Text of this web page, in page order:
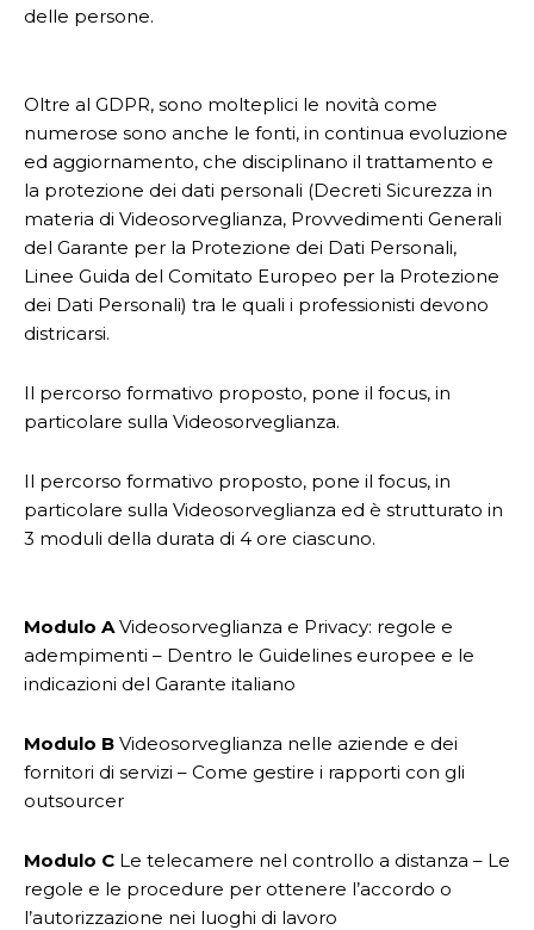
delle persone.
Oltre al GDPR, sono molteplici le novità come
numerose sono anche le fonti, in continua evoluzione
ed aggiornamento, che disciplinano il trattamento e
la protezione dei dati personali (Decreti Sicurezza in
materia di Videosorveglianza, Provvedimenti Generali
del Garante per la Protezione dei Dati Personali,
Linee Guida del Comitato Europeo per la Protezione
dei Dati Personali) tra le quali i professionisti devono
districarsi.
Il percorso formativo proposto, pone il focus, in
particolare sulla Videosorveglianza.
Il percorso formativo proposto, pone il focus, in
particolare sulla Videosorveglianza ed è strutturato in
3 moduli della durata di 4 ore ciascuno.
Modulo AVideosorveglianza e Privacy: regole e
adempimenti – Dentro le Guidelines europee e le
indicazioni del Garante italiano
Modulo B Videosorveglianza nelle aziende e dei
fornitori di servizi – Come gestire i rapporti con gli
outsourcer
Modulo C Le telecamere nel controllo a distanza – Le
regole e le procedure per ottenere l’accordo o
l’autorizzazione nei luoghi di lavoro